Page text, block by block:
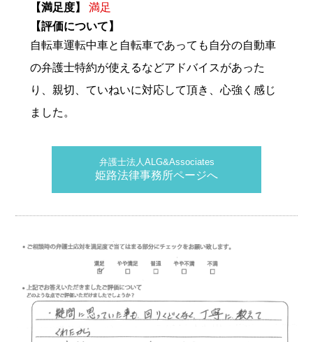
【満足度】
満足
【評価について】
自転車運転中車と自転車であっても自分の自動車
の弁護士特約が使えるなどアドバイスがあった
り、親切、ていねいに対応して頂き、心強く感じ
ました。
弁護士法人ALG&Associates
姫路法律事務所ページへ